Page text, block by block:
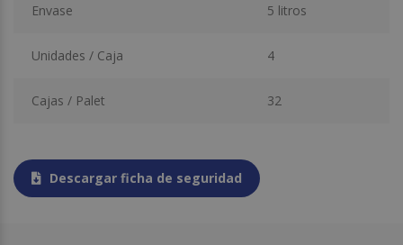
Envase 5 litros
Unidades / Caja 4
Cajas / Palet 32
Descargar ficha de seguridad